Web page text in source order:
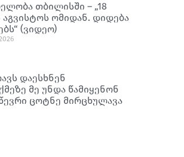
თბილისში – „18
ომიდან. დიდება
(ვიდეო)
დაესხნენ
მე უნდა წამიყენონ
ცოტნე მირცხულავა